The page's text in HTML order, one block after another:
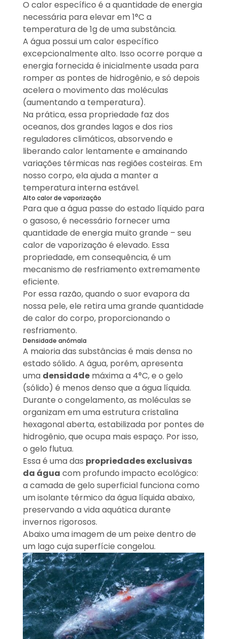
O calor específico é a quantidade de energia
necessária para elevar em 1°C a
temperatura de 1g de uma substância.
A água possui um calor específico
excepcionalmente alto. Isso ocorre porque a
energia fornecida é inicialmente usada para
romper as pontes de hidrogênio, e só depois
acelera o movimento das moléculas
(aumentando a temperatura).
Na prática, essa propriedade faz dos
oceanos, dos grandes lagos e dos rios
reguladores climáticos, absorvendo e
liberando calor lentamente e amainando
variações térmicas nas regiões costeiras. Em
nosso corpo, ela ajuda a manter a
temperatura interna estável.
Alto calor de vaporização
Para que a água passe do estado líquido para
o gasoso, é necessário fornecer uma
quantidade de energia muito grande – seu
calor de vaporização é elevado. Essa
propriedade, em consequência, é um
mecanismo de resfriamento extremamente
eficiente.
Por essa razão, quando o suor evapora da
nossa pele, ele retira uma grande quantidade
de calor do corpo, proporcionando o
resfriamento.
Densidade anômala
A maioria das substâncias é mais densa no
estado sólido. A água, porém, apresenta
uma densidademáxima a 4°C, e o gelo
(sólido) é menos denso que a água líquida.
Durante o congelamento, as moléculas se
organizam em uma estrutura cristalina
hexagonal aberta, estabilizada por pontes de
hidrogênio, que ocupa mais espaço. Por isso,
o gelo flutua.
Essa é uma das propriedades exclusivas
da água com profundo impacto ecológico:
a camada de gelo superficial funciona como
um isolante térmico da água líquida abaixo,
preservando a vida aquática durante
invernos rigorosos.
Abaixo uma imagem de um peixe dentro de
um lago cuja superfície congelou.